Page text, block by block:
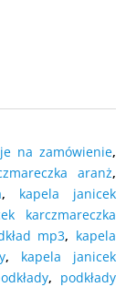
na zamówienie,
aranż,
, kapela janicek
karczmareczka
mp3, kapela
, kapela janicek
, podkłady